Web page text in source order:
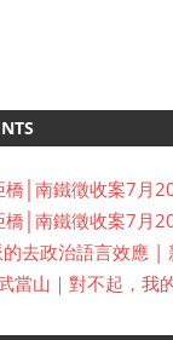
橋│南鐵徵收案7月
橋│南鐵徵收案7月
去政治語言效應 |
當山｜對不起，我